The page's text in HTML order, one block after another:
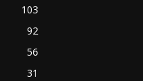
103
92
56
31